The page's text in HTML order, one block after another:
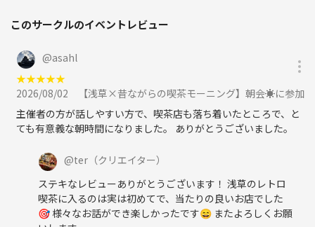
このサークルのイベントレビュー
@asahl
★★★★★
2026/08/02
【浅草×昔ながらの喫茶モーニング】朝会☀️に参加
主催者の方が話しやすい方で、喫茶店も落ち着いたところで、と
ても有意義な朝時間になりました。 ありがとうございました。
@ter （クリエイター）
ステキなレビューありがとうございます！ 浅草のレトロ
喫茶に入るのは実は初めてで、当たりの良いお店でした
🎯 様々なお話ができ楽しかったです😄 またよろしくお願